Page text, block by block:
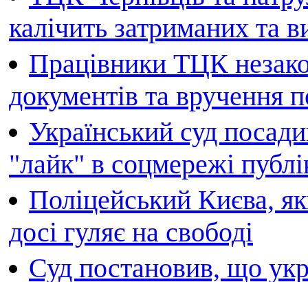
калічить затриманих та
Працівники ТЦК
документів та вручення
Український суд
"лайк" в соцмережі
Поліцейський Києва,
досі гуляє на свободі
Суд постановив, що